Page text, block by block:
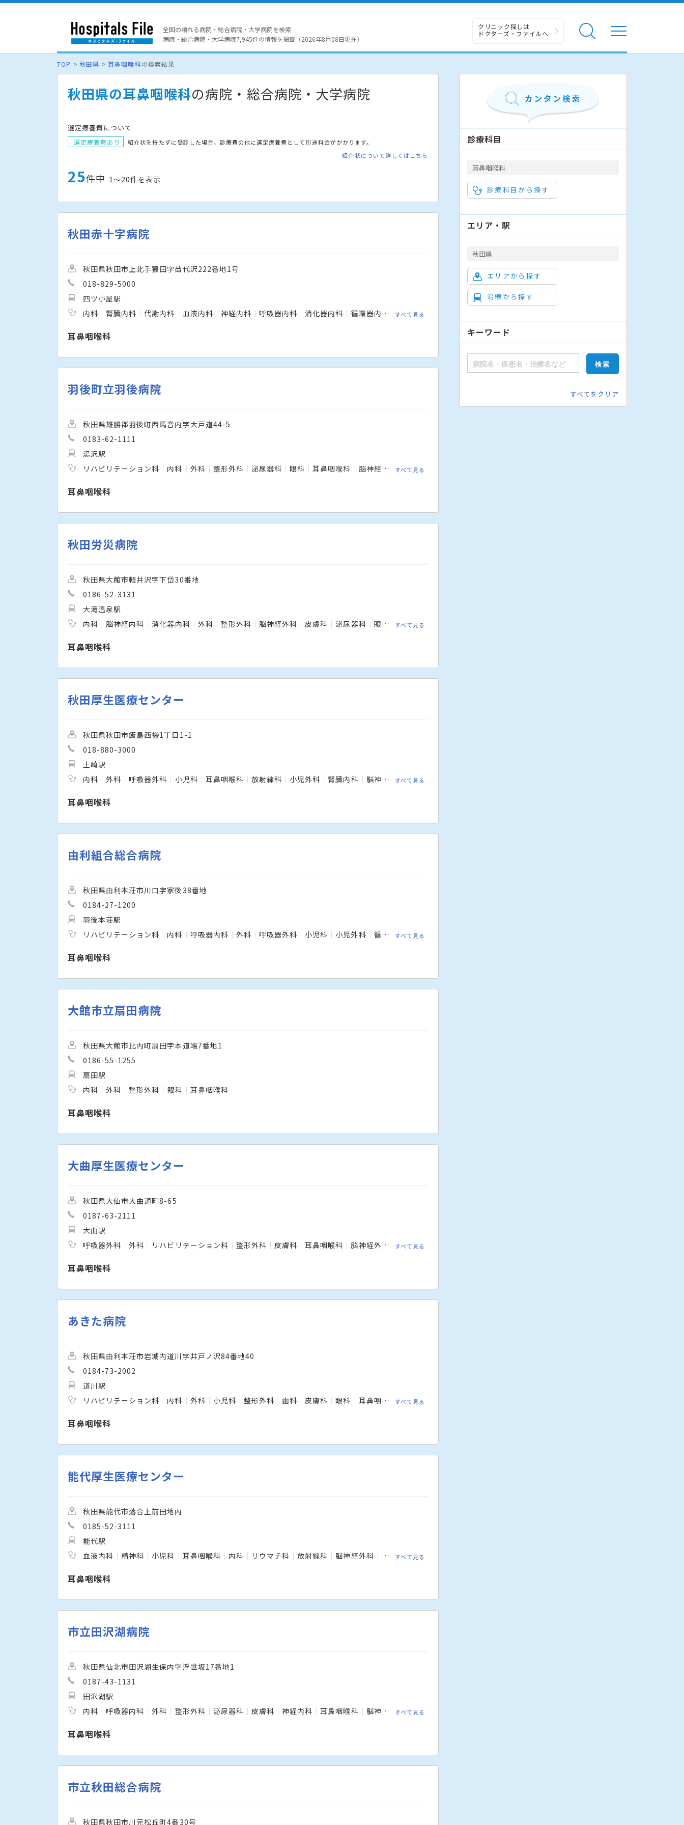
全国の頼れる病院・総合病院・大学病院を検索
病院・総合病院・大学病院7,945件の情報を掲載（2026年8月08日現在）
クリニック探しは
ドクターズ・ファイルへ
TOP 秋田県 耳鼻咽喉科の検索結果
秋田県の耳鼻咽喉科の病院・総合病院・大学病院
選定療養費について
選定療養費あり
紹介状を持たずに受診した場合、診療費の他に選定療養費として別途料金がかかります。
紹介状について詳しくはこちら
25件中 1〜20件を表示
秋田赤十字病院
秋田県秋田市上北手猿田字苗代沢222番地1号
018-829-5000
四ツ小屋駅
内科
腎臓内科 代謝内科 血液内科 神経内科 呼吸器内科 消化器内科 循環器内科 腫瘍内科
すべて見る
耳鼻咽喉科
羽後町立羽後病院
秋田県雄勝郡羽後町西馬音内字大戸道44-5
0183-62-1111
湯沢駅
リハビリテーション科
内科 外科 整形外科 泌尿器科 眼科 耳鼻咽喉科 脳神経外科 すべて見る
耳鼻咽喉科
秋田労災病院
秋田県大館市軽井沢字下岱30番地
0186-52-3131
大滝温泉駅
内科
脳神経内科 消化器内科 外科 整形外科 脳神経外科 皮膚科 泌尿器科 眼科 耳鼻咽喉科
すべて見る
耳鼻咽喉科
秋田厚生医療センター
秋田県秋田市飯島西袋1丁目1-1
018-880-3000
土崎駅
内科
外科 呼吸器外科 小児科 耳鼻咽喉科 放射線科 小児外科 腎臓内科 脳神経外科 乳腺外科
すべて見る
耳鼻咽喉科
由利組合総合病院
秋田県由利本荘市川口字家後38番地
0184-27-1200
羽後本荘駅
リハビリテーション科
内科 呼吸器内科 外科 呼吸器外科 小児科 小児外科 循環器内科 心臓血管外科
すべて見る
耳鼻咽喉科
大館市立扇田病院
秋田県大館市比内町扇田字本道端7番地1
0186-55-1255
扇田駅
内科
外科 整形外科 眼科 耳鼻咽喉科
耳鼻咽喉科
大曲厚生医療センター
秋田県大仙市大曲通町8-65
0187-63-2111
大曲駅
呼吸器外科
外科 リハビリテーション科 整形外科 皮膚科 耳鼻咽喉科 脳神経外科 産婦人科
すべて見る
耳鼻咽喉科
あきた病院
秋田県由利本荘市岩城内道川字井戸ノ沢84番地40
0184-73-2002
道川駅
リハビリテーション科
内科 外科 小児科 整形外科 歯科 皮膚科 眼科 耳鼻咽喉科 脳神経内科
すべて見る
耳鼻咽喉科
能代厚生医療センター
秋田県能代市落合上前田地内
0185-52-3111
能代駅
血液内科
精神科 小児科 耳鼻咽喉科 内科 リウマチ科 放射線科 脳神経外科 外科 麻酔科
すべて見る
耳鼻咽喉科
市立田沢湖病院
秋田県仙北市田沢湖生保内字浮世坂17番地1
0187-43-1131
田沢湖駅
内科
呼吸器内科 外科 整形外科 泌尿器科 皮膚科 神経内科 耳鼻咽喉科 脳神経外科 すべて見る
耳鼻咽喉科
市立秋田総合病院
秋田県秋田市川元松丘町4番30号
診療科目
耳鼻咽喉科
診療科目から探す
エリア・駅
秋田県
エリアから探す
沿線から探す
キーワード
すべてをクリア